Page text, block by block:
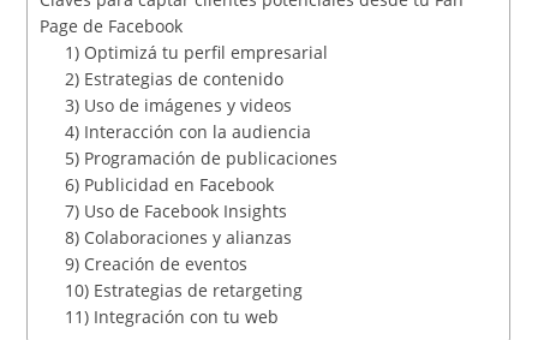
Page de Facebook
1) Optimizá tu perfil empresarial
2) Estrategias de contenido
3) Uso de imágenes y videos
4) Interacción con la audiencia
5) Programación de publicaciones
6) Publicidad en Facebook
7) Uso de Facebook Insights
8) Colaboraciones y alianzas
9) Creación de eventos
10) Estrategias de retargeting
11) Integración con tu web